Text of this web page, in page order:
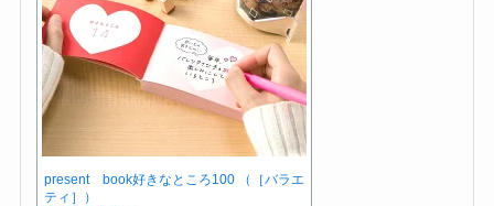
present book好きなところ100 （［バラエ
ティ］）